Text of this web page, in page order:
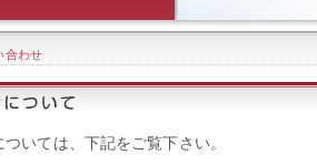
合わせ
いては、下記をご覧下さい。